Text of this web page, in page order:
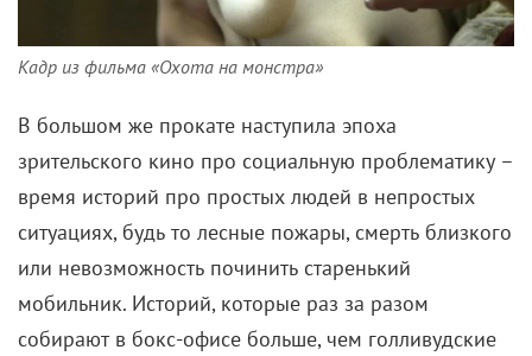
Кадр из фильма «Охота на монстра»
В большом же прокате наступила эпоха
зрительского кино про социальную проблематику –
время историй про простых людей в непростых
ситуациях, будь то лесные пожары, смерть близкого
или невозможность починить старенький
мобильник. Историй, которые раз за разом
собирают в бокс-офисе больше, чем голливудские